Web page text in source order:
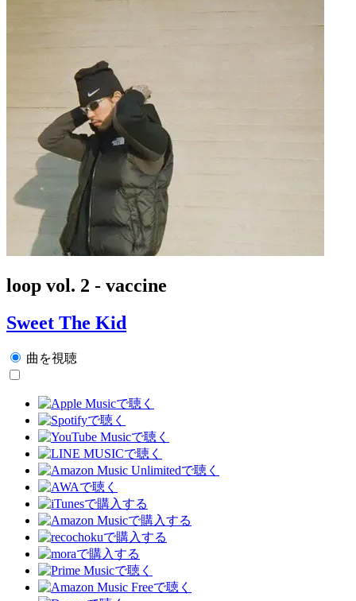
loop vol. 2 - vaccine
Sweet The Kid
曲を視聴